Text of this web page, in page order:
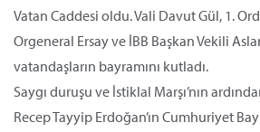
Vatan Caddesi oldu. Vali Davut Gül, 1.
Orgeneral Ersay ve İBB Başkan Vekili
vatandaşların bayramını kutladı.
Saygı duruşu ve İstiklal Marşı’nın
Recep Tayyip Erdoğan’ın Cumhuriyet